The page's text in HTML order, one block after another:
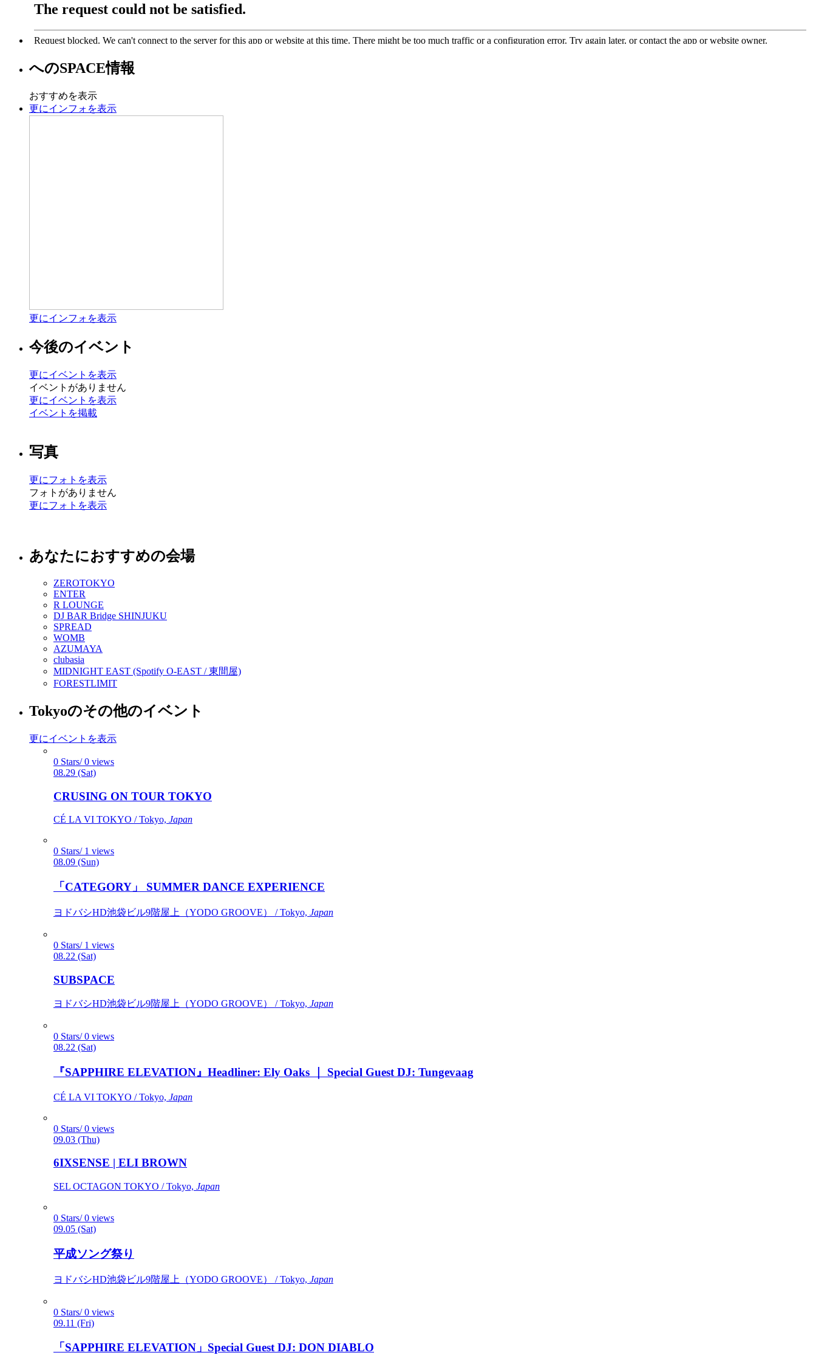
へのSPACE情報
おすすめを表示
更にインフォを表示
更にインフォを表示
今後のイベント
更にイベントを表示
イベントがありません
更にイベントを表示
イベントを掲載
写真
更にフォトを表示
フォトがありません
更にフォトを表示
あなたにおすすめの会場
ZEROTOKYO
ENTER
R LOUNGE
DJ BAR Bridge SHINJUKU
SPREAD
WOMB
AZUMAYA
clubasia
MIDNIGHT EAST (Spotify O-EAST / 東間屋)
FORESTLIMIT
Tokyoのその他のイベント
更にイベントを表示
0 Stars/ 0 views
08.29 (Sat)
CRUSING ON TOUR TOKYO
CÉ LA VI TOKYO / Tokyo, Japan
0 Stars/ 1 views
08.09 (Sun)
「CATEGORY」 SUMMER DANCE EXPERIENCE
ヨドバシHD池袋ビル9階屋上（YODO GROOVE） / Tokyo, Japan
0 Stars/ 1 views
08.22 (Sat)
SUBSPACE
ヨドバシHD池袋ビル9階屋上（YODO GROOVE） / Tokyo, Japan
0 Stars/ 0 views
08.22 (Sat)
『SAPPHIRE ELEVATION』Headliner: Ely Oaks ｜ Special Guest DJ: Tungevaag
CÉ LA VI TOKYO / Tokyo, Japan
0 Stars/ 0 views
09.03 (Thu)
6IXSENSE | ELI BROWN
SEL OCTAGON TOKYO / Tokyo, Japan
0 Stars/ 0 views
09.05 (Sat)
平成ソング祭り
ヨドバシHD池袋ビル9階屋上（YODO GROOVE） / Tokyo, Japan
0 Stars/ 0 views
09.11 (Fri)
「SAPPHIRE ELEVATION」Special Guest DJ: DON DIABLO